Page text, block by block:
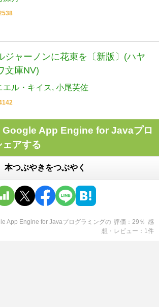
ジャーノンに花束を〔新版〕(ハヤ
文庫NV)
エル・キイス 小尾芙佐
Google App Engine for Javaプロ
ェアする
本つぶやきをつぶやく
App Engine for Javaプログラミングの 評価 29 ％ 感
想・レビュー
1件